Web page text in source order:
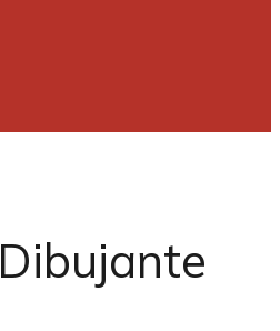
Dibujante